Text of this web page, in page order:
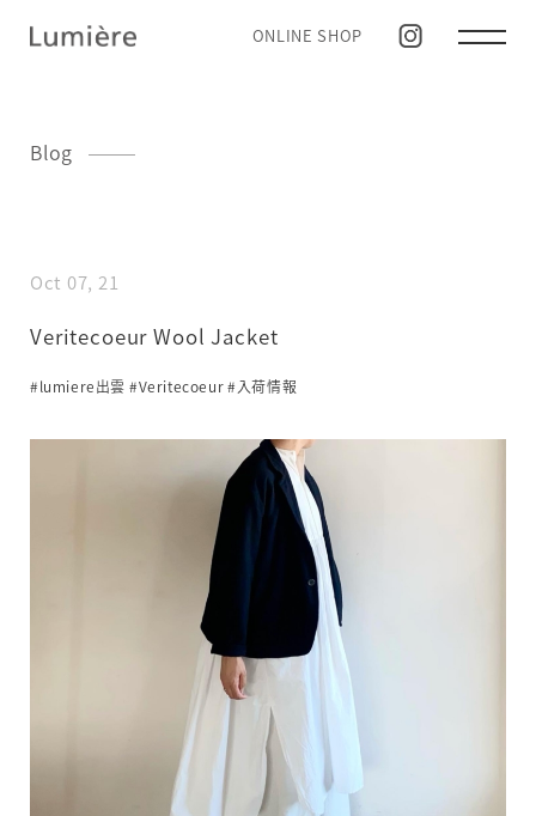
ONLINE SHOP
Blog
Oct 07, 21
Veritecoeur Wool Jacket
#lumiere出雲 #Veritecoeur#入荷情報